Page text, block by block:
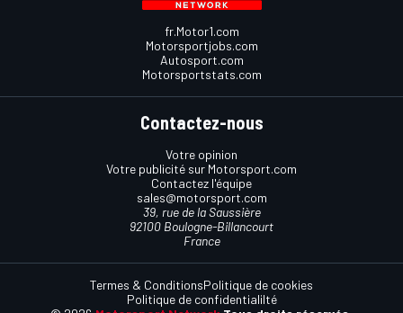
fr.Motor1.com
Motorsportjobs.com
Autosport.com
Motorsportstats.com
Contactez-nous
Votre opinion
Votre publicité sur Motorsport.com
Contactez l'équipe
sales@motorsport.com
39, rue de la Saussière
92100 Boulogne-Billancourt
France
Termes & ConditionsPolitique de cookies
Politique de confidentialilté